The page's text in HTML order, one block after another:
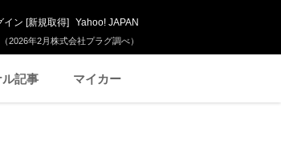
年2月株式会社プラグ調べ）
イン [新規取得] Yahoo! JAPAN
記事 マイカー